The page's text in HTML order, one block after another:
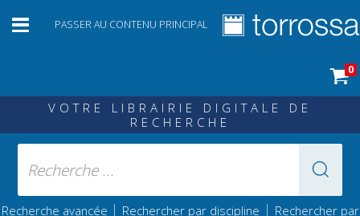
PASSER AU CONTENU PRINCIPAL
0
VOTRE LIBRAIRIE DIGITALE DE
RECHERCHE
Recherche avancée | Rechercher par discipline | Rechercher par